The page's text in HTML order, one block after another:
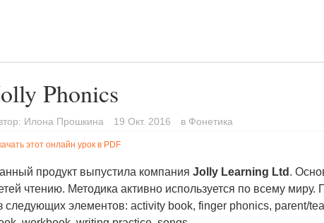
Phonics
Илона Прошкина 19 Окт. 2016 в Фонетика
этот онлайн урок в PDF
продукт выпустила компания Jolly Learning Ltd .
чтению. Методика активно используется по всему миру.
следующих элементов: activity book, finger phonics, parent/